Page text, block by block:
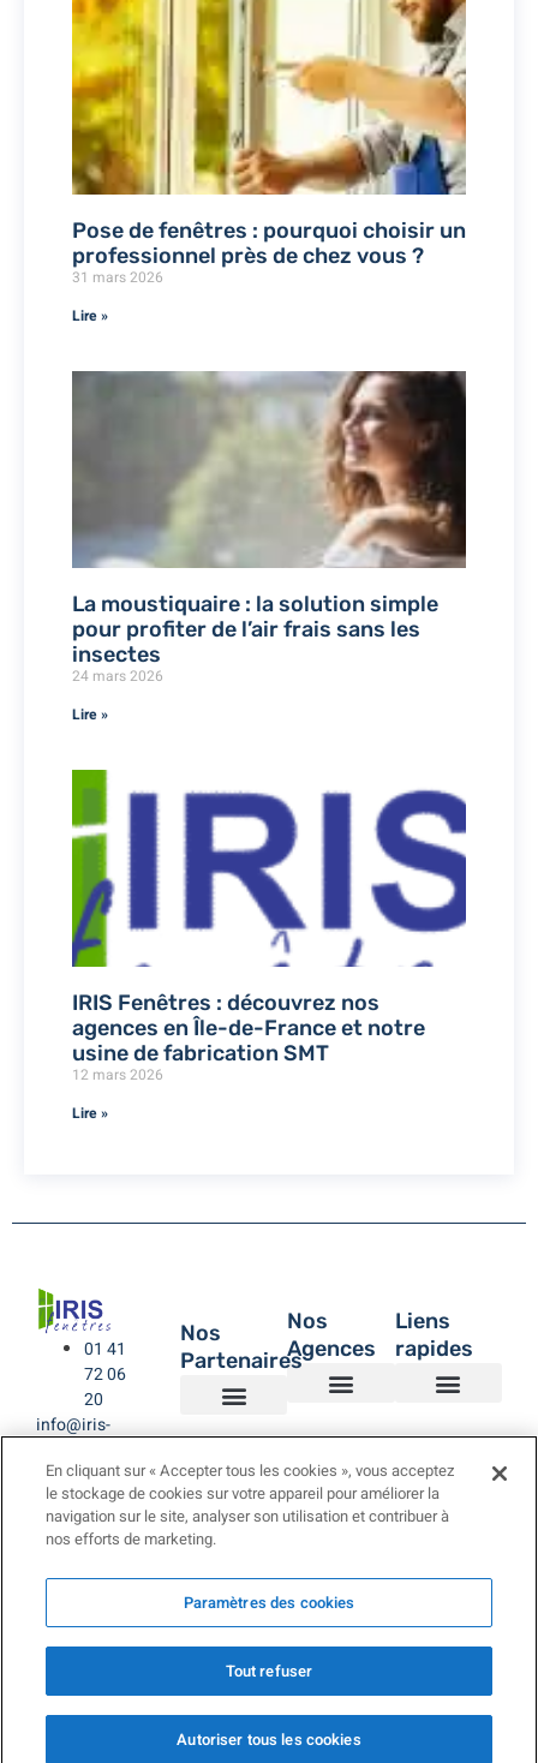
Pose de fenêtres : pourquoi choisir un
professionnel près de chez vous ?
31 mars 2026
Lire »
La moustiquaire : la solution simple
pour profiter de l’air frais sans les
insectes
24 mars 2026
Lire »
IRIS Fenêtres : découvrez nos
agences en Île-de-France et notre
usine de fabrication SMT
12 mars 2026
Lire »
01 41
72 06
20
info@iris-
Nos
Partenaires
Nos
Agences
Liens
rapides
Copyright © 2025.LES4H
En cliquant sur « Accepter tous les cookies », vous acceptez
le stockage de cookies sur votre appareil pour améliorer la
navigation sur le site, analyser son utilisation et contribuer à
nos efforts de marketing.
Paramètres des cookies
Tout refuser
Autoriser tous les cookies